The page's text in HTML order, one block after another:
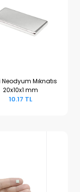
Sepete Ekle
Neodyum Mıknatıs
20x10x1 mm
10.17 TL